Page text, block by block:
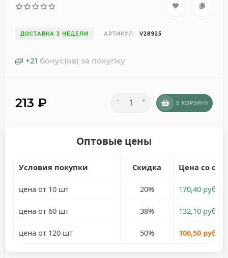
ДОСТАВКА 3 НЕДЕЛИ АРТИКУЛ: V28925
+21 бонус(ов) за покупку
213 ₽ - + В КОРЗИНУ
Оптовые цены
Условия покупки Скидка Цена со
цена от 10 шт 20% 170,40 руб.
цена от 60 шт 38% 132,10 руб.
цена от 120 шт 50% 106,50 руб.